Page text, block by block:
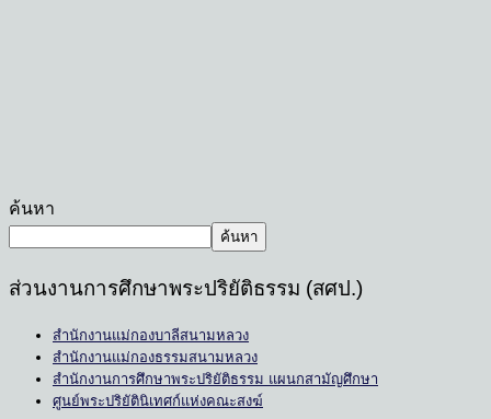
ค้นหา
ค้นหา
ส่วนงานการศึกษาพระปริยัติธรรม (สศป.)
สำนักงานแม่กองบาลีสนามหลวง
สำนักงานแม่กองธรรมสนามหลวง
สำนักงานการศึกษาพระปริยัติธรรม แผนกสามัญศึกษา
ศูนย์พระปริยัตินิเทศก์แห่งคณะสงฆ์